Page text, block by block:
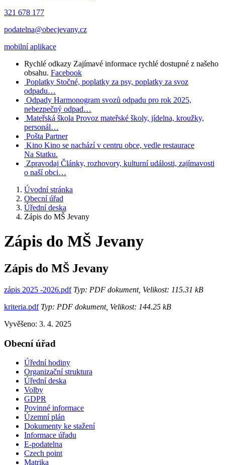
321 678 177
podatelna@obecjevany.cz
mobilní aplikace
Rychlé odkazy Zajímavé informace rychlé dostupné z našeho
obsahu. Facebook
Poplatky Stočné, poplatky za psy, poplatky za svoz
odpadu…
Odpady Harmonogram svozů odpadu pro rok 2025,
nebezpečný odpad…
Mateřská škola Provoz mateřské školy, jídelna, kroužky,
personál…
Pošta Partner
Kino Kino se nachází v centru obce, vedle restaurace
Na Statku.
Zpravodaj Články, rozhovory, kulturní události, zajímavosti
o naší obci…
Úvodní stránka
Obecní úřad
Úřední deska
Zápis do MŠ Jevany
Zápis do MŠ Jevany
Zápis do MŠ Jevany
zápis 2025 -2026.pdfTyp: PDF dokument, Velikost: 115.31 kB
kriteria.pdfTyp: PDF dokument, Velikost: 144.25 kB
Vyvěšeno: 3. 4. 2025
Obecní úřad
Úřední hodiny
Organizační struktura
Úřední deska
Volby
GDPR
Povinné informace
Územní plán
Dokumenty ke stažení
Informace úřadu
E-podatelna
Czech point
Matrika